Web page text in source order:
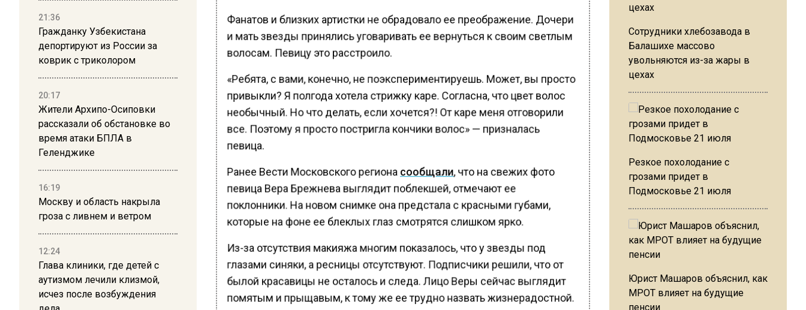
21:36
Гражданку Узбекистана
депортируют из России за
коврик с триколором
20:17
Жители Архипо-Осиповки
рассказали об обстановке во
время атаки БПЛА в
Геленджике
16:19
Москву и область накрыла
гроза с ливнем и ветром
12:24
Глава клиники, где детей с
аутизмом лечили клизмой,
исчез после возбуждения
Фанатов и близких артистки не обрадовало ее преображение. Дочери
и мать звезды принялись уговаривать ее вернуться к своим светлым
волосам. Певицу это расстроило.
«Ребята, с вами, конечно, не поэкспериментируешь. Может, вы просто
привыкли? Я полгода хотела стрижку каре. Согласна, что цвет волос
необычный. Но что делать, если хочется?! От каре меня отговорили
все. Поэтому я просто постригла кончики волос» — призналась
певица.
Ранее Вести Московского региона сообщали, что на свежих фото
певица Вера Брежнева выглядит поблекшей, отмечают ее
поклонники. На новом снимке она предстала с красными губами,
которые на фоне ее блеклых глаз смотрятся слишком ярко.
Из-за отсутствия макияжа многим показалось, что у звезды под
глазами синяки, а ресницы отсутствуют. Подписчики решили, что от
былой красавицы не осталось и следа. Лицо Веры сейчас выглядит
помятым и прыщавым, к тому же ее трудно назвать жизнерадостной.
Сотрудники хлебозавода в
Балашихе массово
увольняются из-за жары в
цехах
Резкое похолодание с
грозами придет в
Подмосковье 21 июля
Юрист Машаров объяснил, как
МРОТ влияет на будущие
пенсии